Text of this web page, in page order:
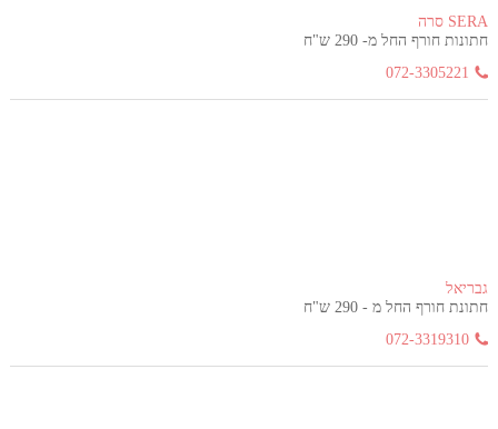
SERA סרה
חתונות חורף החל מ- 290 ש"ח
072-3305221
גבריאל
חתונת חורף החל מ - 290 ש"ח
072-3319310